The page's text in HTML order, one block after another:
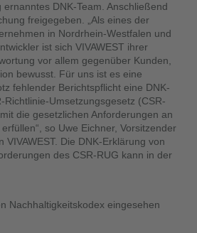
DNK-Team. Anschließend
freigegeben. „Als eines der
in Nordrhein-Westfalen und
ist sich VIVAWEST ihrer
vor allem gegenüber Kunden,
bewusst. Für uns ist es eine
fehlender Berichtspflicht eine DNK-
Richtlinie-Umsetzungsgesetz (CSR-
die gesetzlichen Anforderungen an
so Uwe Eichner, Vorsitzender
Die DNK-Erklärung von
des CSR-RUG kann in der
Nachhaltigkeitskodex eingesehen